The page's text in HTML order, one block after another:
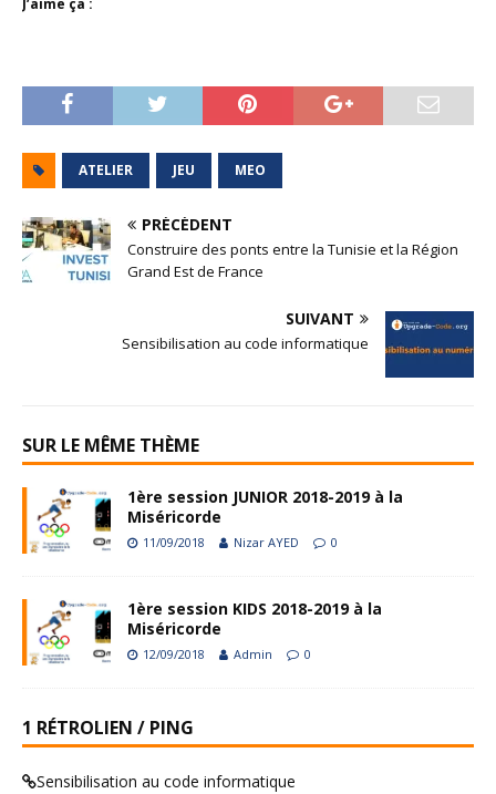
J’aime ça :
ATELIER JEU MEO
PRÉCÉDENT
Construire des ponts entre la Tunisie et la Région
Grand Est de France
SUIVANT
Sensibilisation au code informatique
SUR LE MÊME THÈME
1ère session JUNIOR 2018-2019 à la
Miséricorde
11/09/2018 Nizar AYED 0
1ère session KIDS 2018-2019 à la
Miséricorde
12/09/2018 Admin 0
1 RÉTROLIEN / PING
Sensibilisation au code informatique